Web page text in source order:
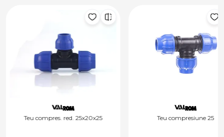
Teu compres. red. 25x20x25 Teu compresiune 25